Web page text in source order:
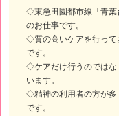
◇東急田園都市線「青葉
のお仕事です。
◇質の高いケアを行って
です。
◇ケアだけ行うのではな
います。
◇精神の利用者の方が多
です。